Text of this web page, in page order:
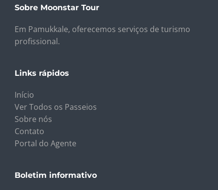
Sobre Moonstar Tour
Em Pamukkale, oferecemos serviços de turismo
profissional.
Links rápidos
Início
Ver Todos os Passeios
Sobre nós
Contato
Portal do Agente
Boletim informativo